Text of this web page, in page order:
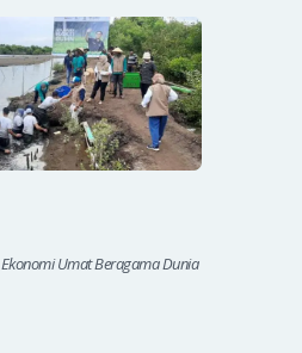
Umat Beragama Dunia